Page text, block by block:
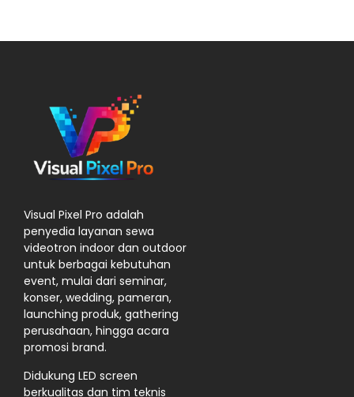
Visual Pixel Pro adalah
penyedia layanan sewa
videotron indoor dan outdoor
untuk berbagai kebutuhan
event, mulai dari seminar,
konser, wedding, pameran,
launching produk, gathering
perusahaan, hingga acara
promosi brand.
Didukung LED screen
berkualitas dan tim teknis